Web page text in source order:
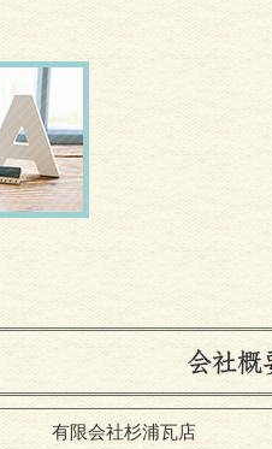
会社概
有限会社杉浦瓦店